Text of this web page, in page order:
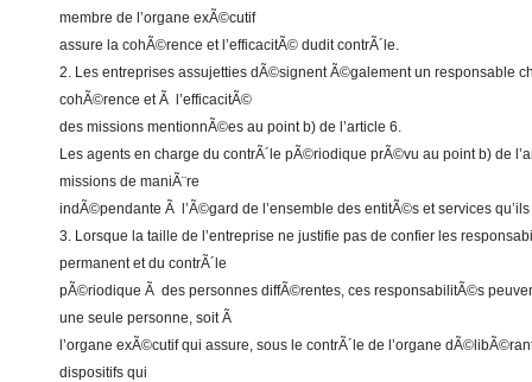
membre de l’organe exÃ©cutif
assure la cohÃ©rence et l’efficacitÃ© dudit contrÃ´le.
2. Les entreprises assujetties dÃ©signent Ã©galement un responsable
cohÃ©rence et Ã l’efficacitÃ©
des missions mentionnÃ©es au point b) de l’article 6.
Les agents en charge du contrÃ´le pÃ©riodique prÃ©vu au point b) de
missions de maniÃ¨re
indÃ©pendante Ã l’Ã©gard de l’ensemble des entitÃ©s et services qu’ils
3. Lorsque la taille de l’entreprise ne justifie pas de confier les
permanent et du contrÃ´le
pÃ©riodique Ã des personnes diffÃ©rentes, ces responsabilitÃ©s
une seule personne, soit Ã
l’organe exÃ©cutif qui assure, sous le contrÃ´le de l’organe
dispositifs qui